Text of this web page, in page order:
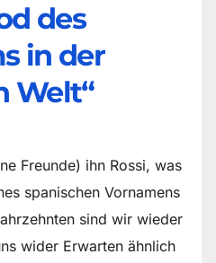
des
in der
Welt“
Freunde) ihn Rossi, was
spanischen Vornamens
sind wir wieder
wider Erwarten ähnlich